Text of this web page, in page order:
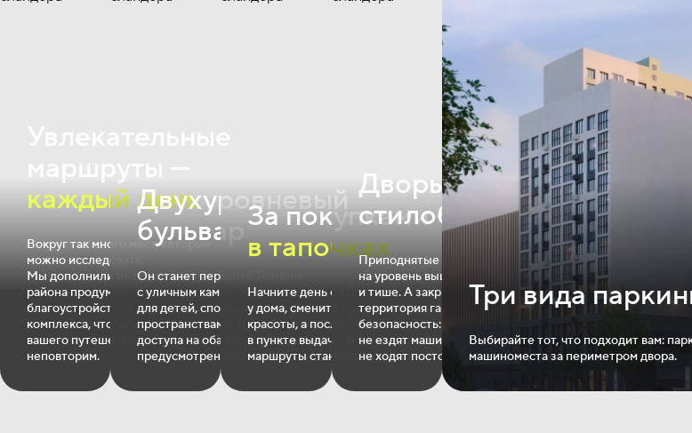
каждый день
Вокруг так много мест, которые
можно исследовать.
Мы дополнили инфраструктуру
района продуманным
благоустройством внутри
комплекса, чтобы каждый момент
вашего путешествия был
неповторим.
Двухуровневый
бульвар
Он станет первым в Тюмени:
с уличным камином, игровыми
для детей, спортивными и релакс‐
пространствами. Для лёгкого
доступа на оба уровня бульвара
предусмотрен лифт.
За покупками —
в тапочках
Начните день с завтрака в кофейне
у дома, смените прическу в салоне
красоты, а после заберите посылки
в пункте выдачи. В Окинаве любые
маршруты становятся короче.
Дворы‐
стилобаты
Приподнятые дворы
на уровень выше, чище
и тише. А закрытая
территория гарантирует
безопасность: здесь
не ездят машины,
не ходят посторонние.
Три вида
Выбирайте тот, что подходит вам:
машиноместа за периметром двора.